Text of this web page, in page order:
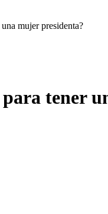
mujer presidenta?
tener